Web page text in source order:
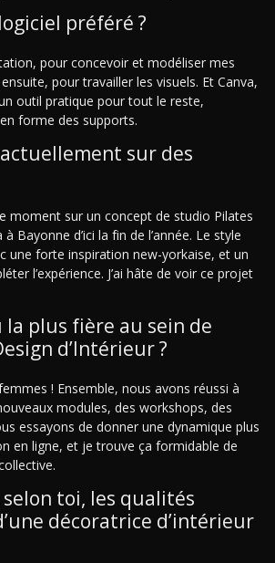
préféré ?
pour concevoir et modéliser mes
pour travailler les visuels. Et Canva,
outil pratique pour tout le reste,
forme des supports.
sur des
moment sur un concept de studio Pilates
Bayonne d’ici la fin de l’année. Le style
une forte inspiration new-yorkaise, et un
l’expérience. J’ai hâte de voir ce projet
la plus fière au sein de
d’Intérieur ?
! Ensemble, nous avons réussi à
modules, des workshops, des
essayons de donner une dynamique plus
en ligne, et je trouve ça formidable de
toi, les qualités
décoratrice d’intérieur